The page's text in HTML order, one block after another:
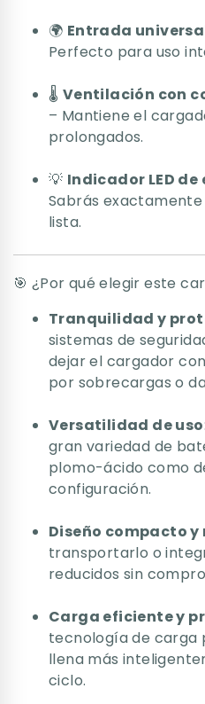
🌍 Entrada
Perfecto para uso
🌡️ Ventilación con
– Mantiene el
prolongados.
💡 Indicador LED
Sabrás
lista.
🎯 ¿Por qué elegir este
Tranquilidad y
sistemas de
dejar el cargador
por sobrecargas o
Versatilidad de uso
gran variedad de
plomo-ácido como
configuración.
Diseño compacto y
transportarlo o
reducidos sin
Carga eficiente y
tecnología de carga
llena más
ciclo.